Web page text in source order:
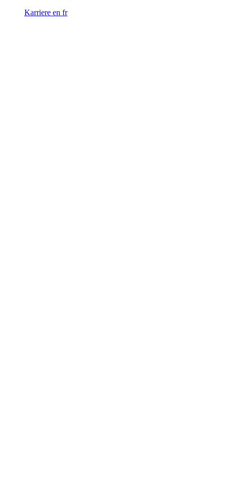
Karriere en fr